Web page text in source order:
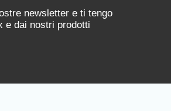
newsletter e ti tengo
e dai nostri prodotti